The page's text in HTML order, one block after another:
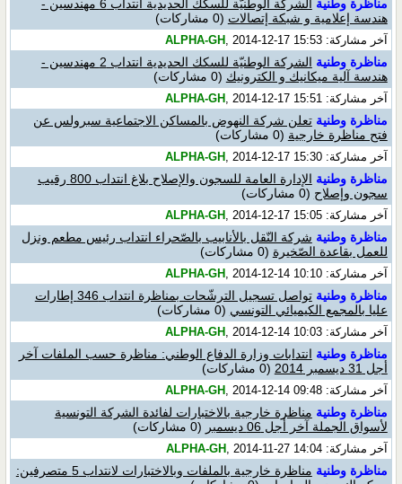
مناظرة وطنية
الشركة الوطنيّة للسكك الحديدية انتداب 6 مهندسين -
هندسة إعلامية و شبكة إتصالات (0 مشاركات)
آخر مشاركة: ALPHA-GH , 2014-12-17 15:53
مناظرة وطنية
الشركة الوطنيّة للسكك الحديدية انتداب 2 مهندسين -
هندسة آلية ميكانيك و الكترونيك (0 مشاركات)
آخر مشاركة: ALPHA-GH , 2014-12-17 15:51
مناظرة وطنية تعلن شركة النهوض بالمساكن الاجتماعية سبرولس عن
فتح مناظرة خارجية (0 مشاركات)
آخر مشاركة: ALPHA-GH , 2014-12-17 15:30
مناظرة وطنية
الإدارة العامة للسجون والإصلاح بلاغ انتداب 800 رقيب
سجون وإصلاح (0 مشاركات)
آخر مشاركة: ALPHA-GH , 2014-12-17 15:05
مناظرة وطنية شركة النّقل بالأنابيب بالصّحراء انتداب رئيس مطعم ونزل
للعمل بقاعدة الصّخيرة (0 مشاركات)
آخر مشاركة: ALPHA-GH , 2014-12-14 10:10
مناظرة وطنية
تواصل تسجيل الترشّحات بمناظرة انتداب 346 إطارات
عليا بالمجمع الكيميائي التونسي (0 مشاركات)
آخر مشاركة: ALPHA-GH , 2014-12-14 10:03
مناظرة وطنية انتدابات وزارة الدفاع الوطني: مناظرة حسب الملفات آخر
أجل 31 ديسمبر 2014
(0 مشاركات)
آخر مشاركة: ALPHA-GH , 2014-12-14 09:48
مناظرة وطنية مناظرة خارجية بالاختبارات لفائدة الشركة التونسية
لأسواق الجملة آخر أجل 06 ديسمبر
(0 مشاركات)
آخر مشاركة: ALPHA-GH , 2014-11-27 14:04
مناظرة وطنية
مناظرة خارجية بالملفات وبالاختبارات لانتداب 5 متصرفين: